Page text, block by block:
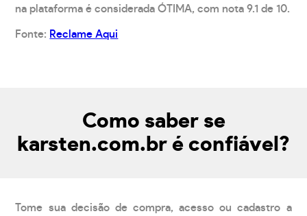
na plataforma é considerada ÓTIMA, com nota 9.1 de 10.
Fonte: Reclame Aqui
Como saber se
karsten.com.br é confiável?
Tome sua decisão de compra, acesso ou cadastro a